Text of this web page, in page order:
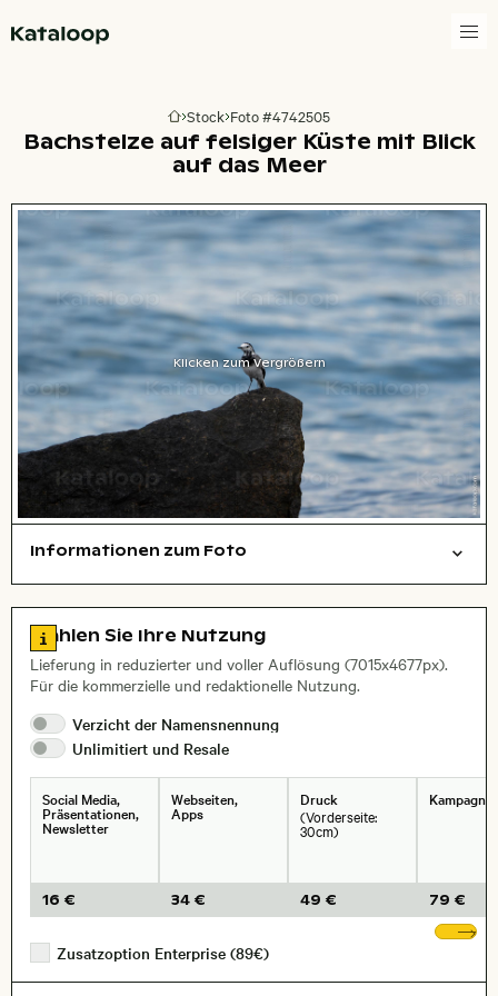
Zur Homepage
Stock Foto #4742505
Bachstelze auf felsiger Küste mit Blick
auf das Meer
Klicken zum Vergrößern
Informationen zum Foto
, Objektiv
Zu den Lizenzinformationen springen
Wählen Sie Ihre Nutzung
Lieferung in reduzierter und voller Auflösung (7015x4677px).
Für die kommerzielle und redaktionelle Nutzung.
Verzicht der Namensnennung
Unlimitiert und Resale
Social Media,
Präsentationen,
Newsletter
16 €
Webseiten,
Apps
34 €
Druck
(Vorderseite:
30cm)
49 € 79 €
Zusatzoption Enterprise (89€)